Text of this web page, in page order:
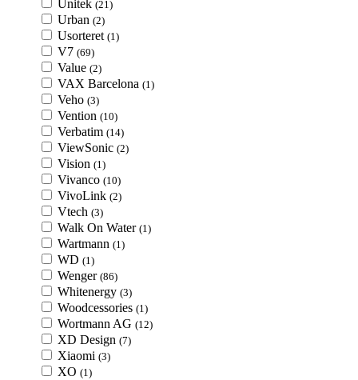
Unitek (21)
Urban (2)
Usorteret (1)
V7 (69)
Value (2)
VAX Barcelona (1)
Veho (3)
Vention (10)
Verbatim (14)
ViewSonic (2)
Vision (1)
Vivanco (10)
VivoLink (2)
Vtech (3)
Walk On Water (1)
Wartmann (1)
WD (1)
Wenger (86)
Whitenergy (3)
Woodcessories (1)
Wortmann AG (12)
XD Design (7)
Xiaomi (3)
XO (1)